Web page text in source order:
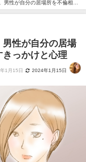
男性が自分の居場所を不倫相手
性が自分の居場
っかけと心理
1月15日 2024年1月15日